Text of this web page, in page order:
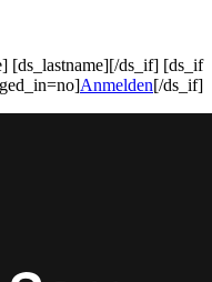
[ds_lastname][/ds_if] [ds_if
Anmelden[/ds_if]